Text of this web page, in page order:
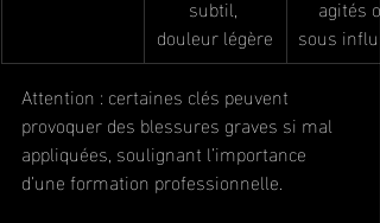
subtil,
douleur légère
agités ou
sous
Attention : certaines clés peuvent
provoquer des blessures graves si mal
appliquées, soulignant l’importance
d’une formation professionnelle.